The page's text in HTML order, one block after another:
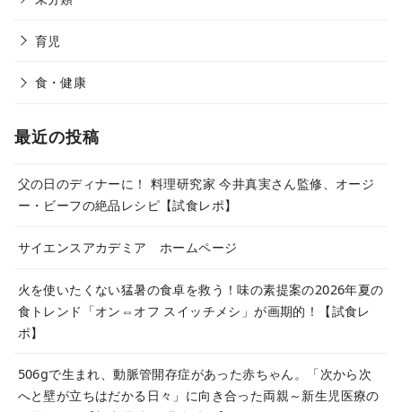
育児
食・健康
最近の投稿
父の日のディナーに！ 料理研究家 今井真実さん監修、オージ
ー・ビーフの絶品レシピ【試食レポ】
サイエンスアカデミア ホームページ
火を使いたくない猛暑の食卓を救う！味の素提案の2026年夏の
食トレンド「オン⇔オフ スイッチメシ」が画期的！【試食レ
ポ】
506gで生まれ、動脈管開存症があった赤ちゃん。「次から次
へと壁が立ちはだかる日々」に向き合った両親～新生児医療の